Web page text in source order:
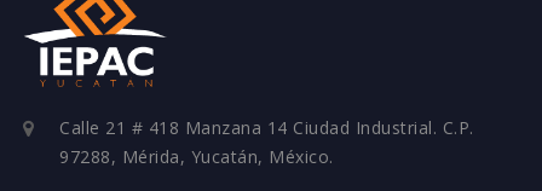
Calle 21 # 418 Manzana 14 Ciudad Industrial. C.P.
97288, Mérida, Yucatán, México.